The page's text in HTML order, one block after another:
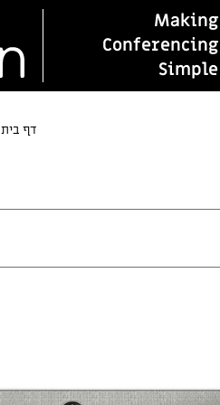
Making
Conferencing
Simple
דף בית